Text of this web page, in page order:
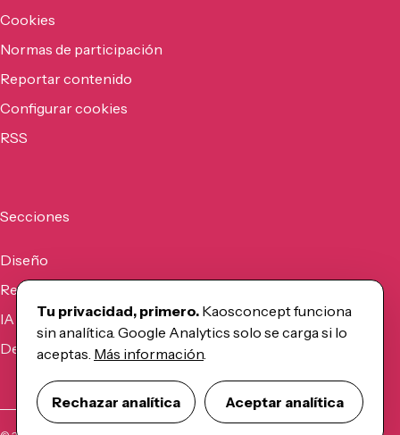
Cookies
Normas de participación
Reportar contenido
Configurar cookies
RSS
Secciones
Diseño
Recursos
IA
Desarrollo
Tu privacidad, primero. Kaosconcept funciona
sin analítica. Google Analytics solo se carga si lo
aceptas. Más información.
Rechazar analítica Aceptar analítica